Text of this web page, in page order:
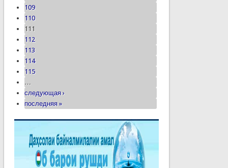
109
110
111
112
113
114
115
…
следующая ›
последняя »